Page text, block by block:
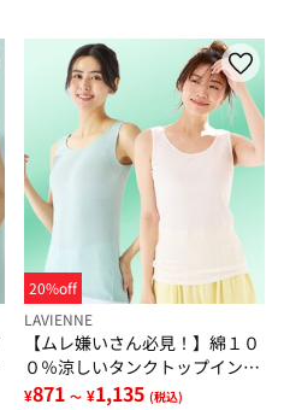
20%off
LAVIENNE
【ムレ嫌いさん必見！】綿１０
０％涼しいタンクトップインナ
ー＜さらりラボ＞
¥871 ～ ¥1,135 (税込)